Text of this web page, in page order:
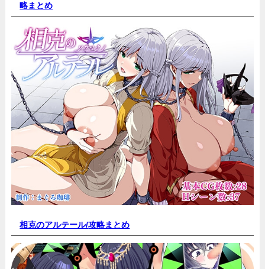
略まとめ
相克のアルテール/攻略まとめ